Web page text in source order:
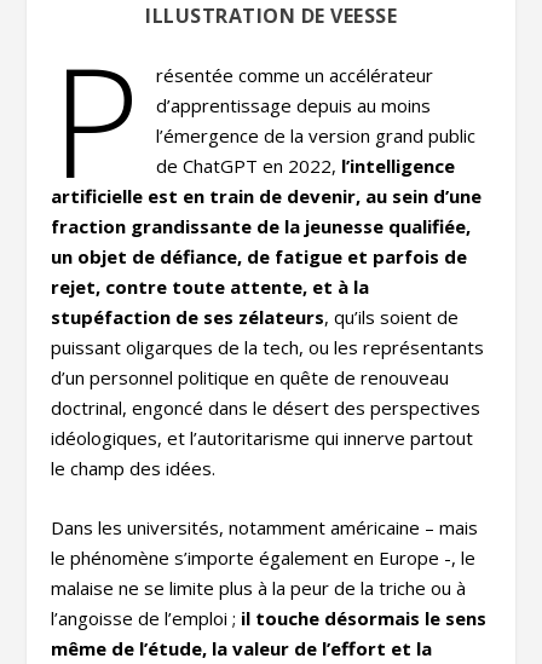
ILLUSTRATION DE VEESSE
P
résentée comme un accélérateur
d’apprentissage depuis au moins
l’émergence de la version grand public
de ChatGPT en 2022, l’intelligence
artificielle est en train de devenir, au sein d’une
fraction grandissante de la jeunesse qualifiée,
un objet de défiance, de fatigue et parfois de
rejet, contre toute attente, et à la
stupéfaction de ses zélateurs, qu’ils soient de
puissant oligarques de la tech, ou les représentants
d’un personnel politique en quête de renouveau
doctrinal, engoncé dans le désert des perspectives
idéologiques, et l’autoritarisme qui innerve partout
le champ des idées.
Dans les universités, notamment américaine – mais
le phénomène s’importe également en Europe -, le
malaise ne se limite plus à la peur de la triche ou à
l’angoisse de l’emploi ; il touche désormais le sens
même de l’étude, la valeur de l’effort et la